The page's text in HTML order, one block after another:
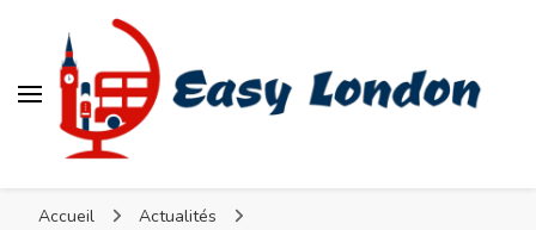
Accueil
Actualités